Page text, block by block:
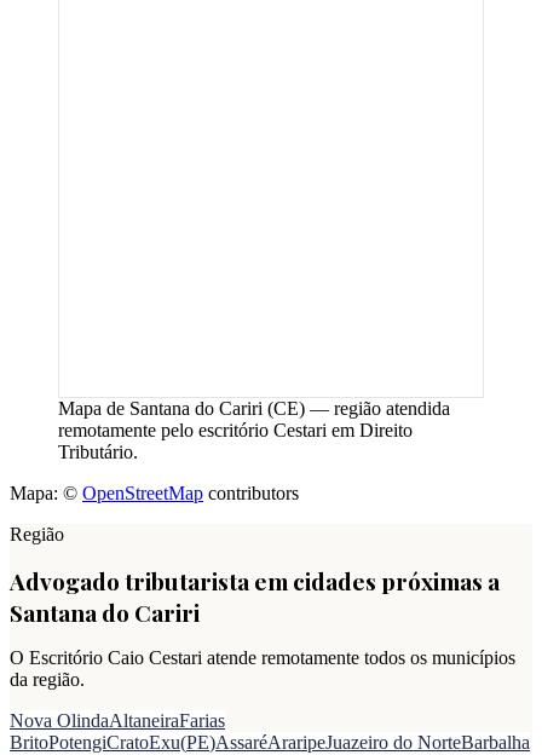
Mapa de Santana do Cariri (CE) — região atendida
remotamente pelo escritório Cestari em Direito
Tributário.
Mapa: © OpenStreetMap contributors
Região
Advogado tributarista em cidades próximas a
Santana do Cariri
O Escritório Caio Cestari atende remotamente todos os municípios
da região.
Nova OlindaAltaneiraFarias
BritoPotengiCratoExu(PE)AssaréAraripeJuazeiro do NorteBarbalha